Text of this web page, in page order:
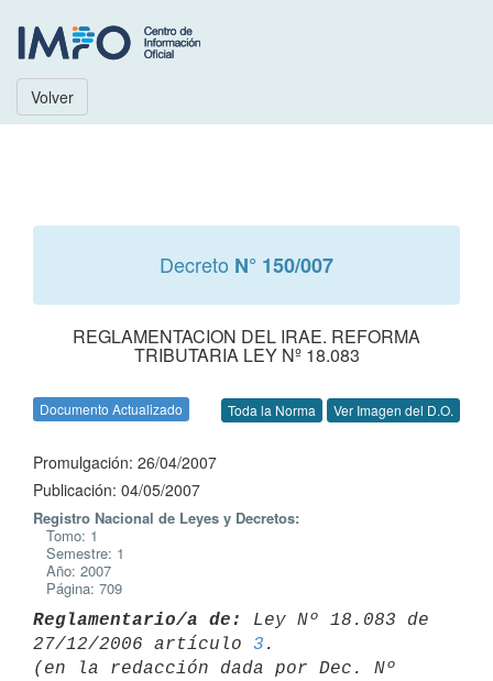
Volver
Decreto N° 150/007
REGLAMENTACION DEL IRAE. REFORMA
TRIBUTARIA LEY Nº 18.083
Documento Actualizado Toda la Norma Ver Imagen del D.O.
Promulgación: 26/04/2007
Publicación: 04/05/2007
Registro Nacional de Leyes y Decretos:
Tomo: 1
Semestre: 1
Año: 2007
Página: 709
Reglamentario/a de:
Ley Nº 18.083 de
27/12/2006 artículo 3 .
(en la redacción dada por Dec. Nº